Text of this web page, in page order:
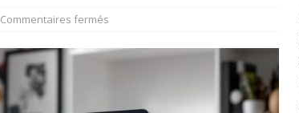
Commentaires fermés